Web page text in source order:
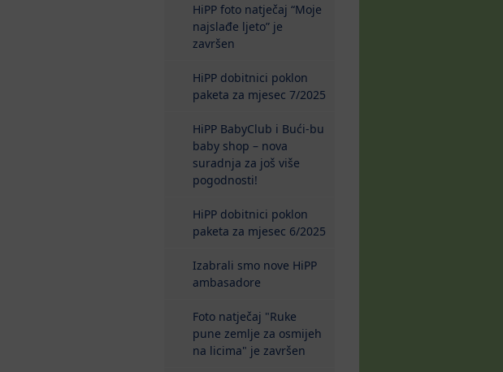
HiPP foto natječaj “Moje
najslađe ljeto” je
završen
HiPP dobitnici poklon
paketa za mjesec 7/2025
HiPP BabyClub i Bući-bu
baby shop – nova
suradnja za još više
pogodnosti!
HiPP dobitnici poklon
paketa za mjesec 6/2025
Izabrali smo nove HiPP
ambasadore
Foto natječaj "Ruke
pune zemlje za osmijeh
na licima" je završen